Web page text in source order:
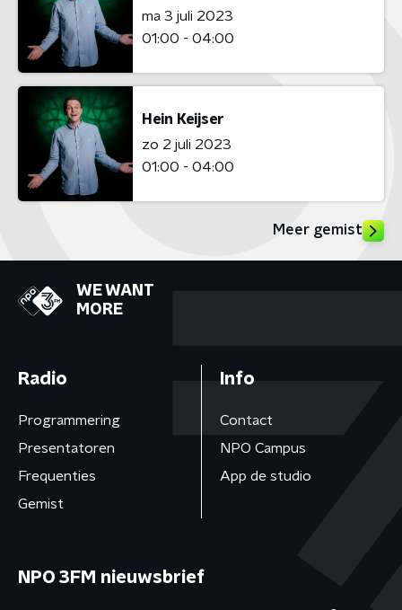
ma 3 juli 2023
01:00 - 04:00
Hein Keijser
zo 2 juli 2023
01:00 - 04:00
Meer gemist
WE WANT
MORE
Radio
Programmering
Presentatoren
Frequenties
Gemist
Info
Contact
NPO Campus
App de studio
NPO 3FM nieuwsbrief